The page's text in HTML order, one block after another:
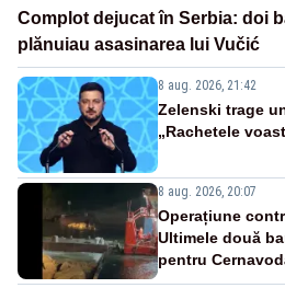
Complot dejucat în Serbia: doi
plănuiau asasinarea lui Vučić
8 aug. 2026, 21:42
Zelenski trage
„Rachetele
8 aug. 2026, 20:07
Operațiune
Ultimele două
pentru